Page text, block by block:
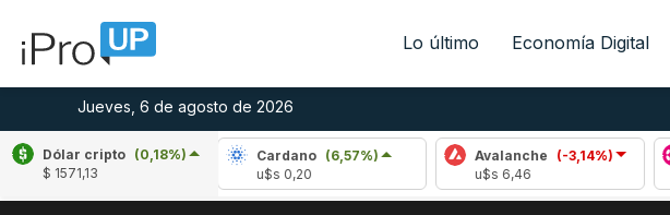
Lo último Economía Digital
Jueves, 6 de agosto de 2026
Dólar cripto (0,18%)
$ 1571,13
(-2,84%)
Cardano
(6,57%)
Avalanche
(-3,14%)